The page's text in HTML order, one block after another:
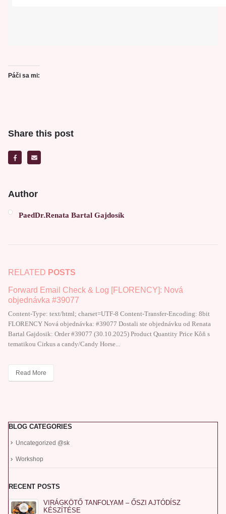
Páči sa mi:
Share this post
Author
PaedDr.Renata Bartal Gajdosík
RELATED POSTS
Forward Email Check & Log [FLORENCY]: Nová
objednávka #39077
Content-Type: text/html; charset=UTF-8 Content-Transfer-Encoding: 8bit
FLORENCY Nová objednávka: #39077 Dostali ste objednávku od Renata
Bartal Gajdosik: Order #39077 (30.10.2025) Product Quantity Price Kôň s
tematikou Cirkus a candy/Candy Horse...
Read More
BLOG CATEGORIES
Uncategorized @sk
Workshop
RECENT POSTS
VIRÁGKÖTŐ TANFOLYAM – ŐSZI AJTÓDÍSZ
KÉSZÍTÉSE